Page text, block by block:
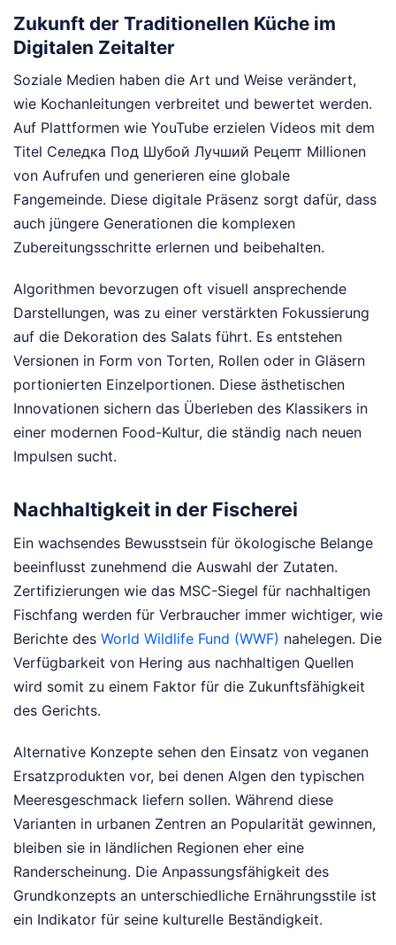
Zukunft der Traditionellen Küche im
Digitalen Zeitalter
Soziale Medien haben die Art und Weise verändert,
wie Kochanleitungen verbreitet und bewertet werden.
Auf Plattformen wie YouTube erzielen Videos mit dem
Titel Селедка Под Шубой Лучший Рецепт Millionen
von Aufrufen und generieren eine globale
Fangemeinde. Diese digitale Präsenz sorgt dafür, dass
auch jüngere Generationen die komplexen
Zubereitungsschritte erlernen und beibehalten.
Algorithmen bevorzugen oft visuell ansprechende
Darstellungen, was zu einer verstärkten Fokussierung
auf die Dekoration des Salats führt. Es entstehen
Versionen in Form von Torten, Rollen oder in Gläsern
portionierten Einzelportionen. Diese ästhetischen
Innovationen sichern das Überleben des Klassikers in
einer modernen Food-Kultur, die ständig nach neuen
Impulsen sucht.
Nachhaltigkeit in der Fischerei
Ein wachsendes Bewusstsein für ökologische Belange
beeinflusst zunehmend die Auswahl der Zutaten.
Zertifizierungen wie das MSC-Siegel für nachhaltigen
Fischfang werden für Verbraucher immer wichtiger, wie
Berichte des World Wildlife Fund (WWF) nahelegen. Die
Verfügbarkeit von Hering aus nachhaltigen Quellen
wird somit zu einem Faktor für die Zukunftsfähigkeit
des Gerichts.
Alternative Konzepte sehen den Einsatz von veganen
Ersatzprodukten vor, bei denen Algen den typischen
Meeresgeschmack liefern sollen. Während diese
Varianten in urbanen Zentren an Popularität gewinnen,
bleiben sie in ländlichen Regionen eher eine
Randerscheinung. Die Anpassungsfähigkeit des
Grundkonzepts an unterschiedliche Ernährungsstile ist
ein Indikator für seine kulturelle Beständigkeit.